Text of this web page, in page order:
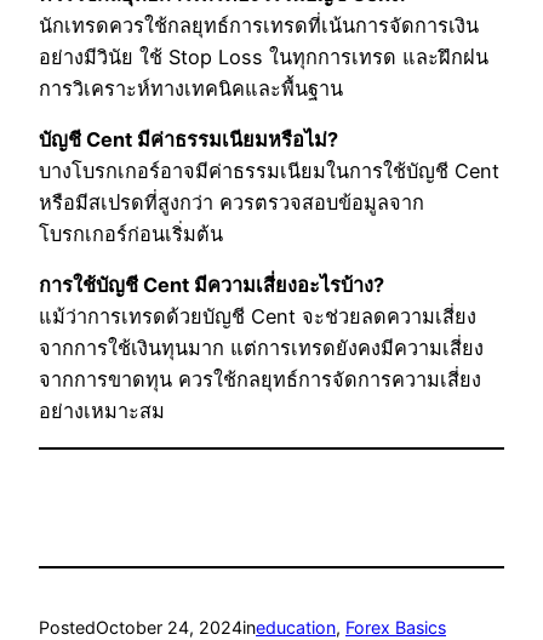
นักเทรดควรใช้กลยุทธ์การเทรดที่เน้นการจัดการเงิน
อย่างมีวินัย ใช้ Stop Loss ในทุกการเทรด และฝึกฝน
การวิเคราะห์ทางเทคนิคและพื้นฐาน
บัญชี Cent มีค่าธรรมเนียมหรือไม่?
บางโบรกเกอร์อาจมีค่าธรรมเนียมในการใช้บัญชี Cent
หรือมีสเปรดที่สูงกว่า ควรตรวจสอบข้อมูลจาก
โบรกเกอร์ก่อนเริ่มต้น
การใช้บัญชี Cent มีความเสี่ยงอะไรบ้าง?
แม้ว่าการเทรดด้วยบัญชี Cent จะช่วยลดความเสี่ยง
จากการใช้เงินทุนมาก แต่การเทรดยังคงมีความเสี่ยง
จากการขาดทุน ควรใช้กลยุทธ์การจัดการความเสี่ยง
อย่างเหมาะสม
PostedOctober 24, 2024ineducation, Forex Basics